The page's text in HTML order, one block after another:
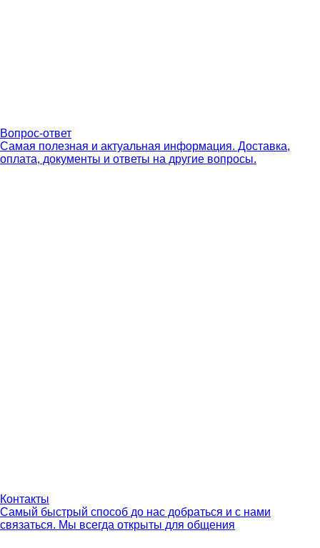
Вопрос-ответ
Самая полезная и актуальная информация. Доставка,
оплата, документы и ответы на другие вопросы.
Контакты
Самый быстрый способ до нас добраться и с нами
связаться. Мы всегда открыты для общения